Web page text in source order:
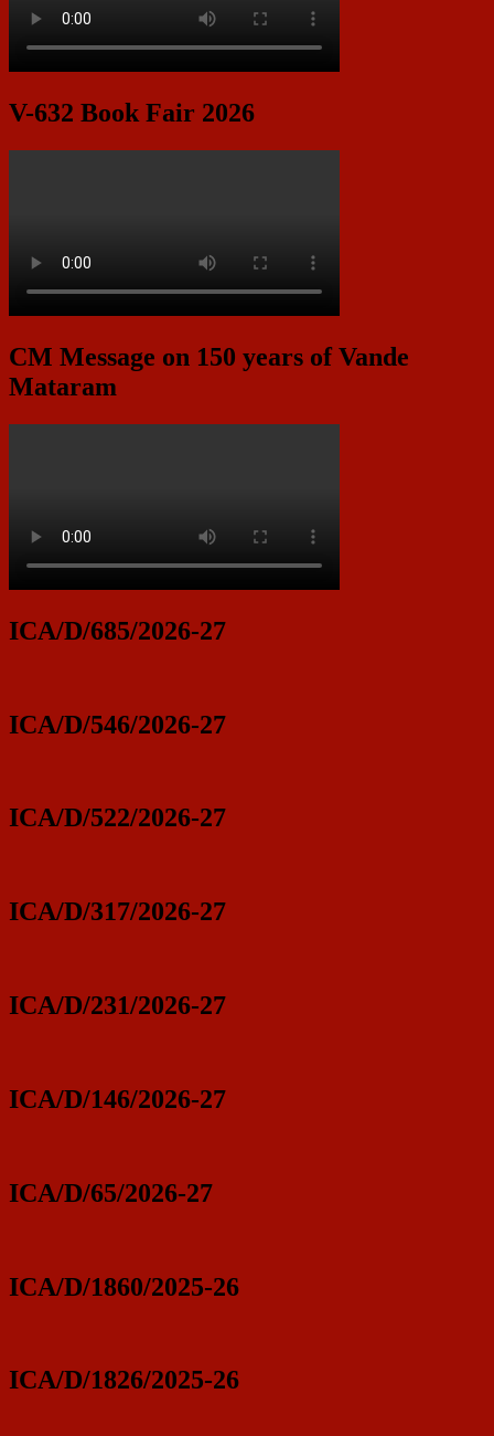
V-632 Book Fair 2026
CM Message on 150 years of Vande
Mataram
ICA/D/685/2026-27
ICA/D/546/2026-27
ICA/D/522/2026-27
ICA/D/317/2026-27
ICA/D/231/2026-27
ICA/D/146/2026-27
ICA/D/65/2026-27
ICA/D/1860/2025-26
ICA/D/1826/2025-26